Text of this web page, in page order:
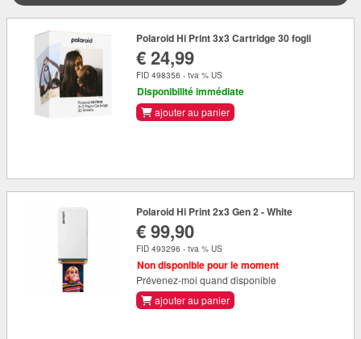
Polaroid Hi Print 3x3 Cartridge 30 fogli
€ 24,99
FID 498356 - tva % US
Disponibilité immédiate
ajouter au panier
Polaroid Hi Print 2x3 Gen 2 - White
€ 99,90
FID 493296 - tva % US
Non disponible pour le moment
Prévenez-moi quand disponible
ajouter au panier